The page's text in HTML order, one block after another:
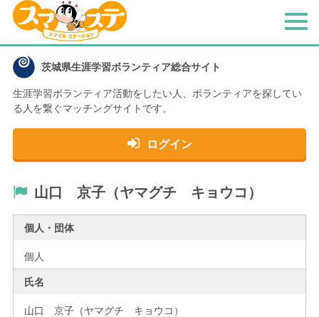
茨城県生涯学習ボランティア総合サイト
生涯学習ボランティア活動をしたい人、 ボランティアを探してい
る人を繋ぐマッチングサイトです。
ログイン
メ
山口 京子（ヤマグチ キョウコ）
個人・団体
個人
氏名
山口 京子（ヤマグチ キョウコ）